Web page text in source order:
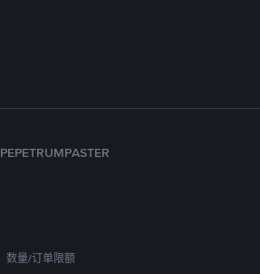
PEPETRUMPASTER
数量/订单限额